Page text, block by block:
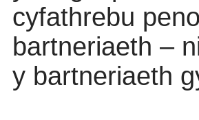
cyfathrebu
bartneriaeth –
y bartneriaeth